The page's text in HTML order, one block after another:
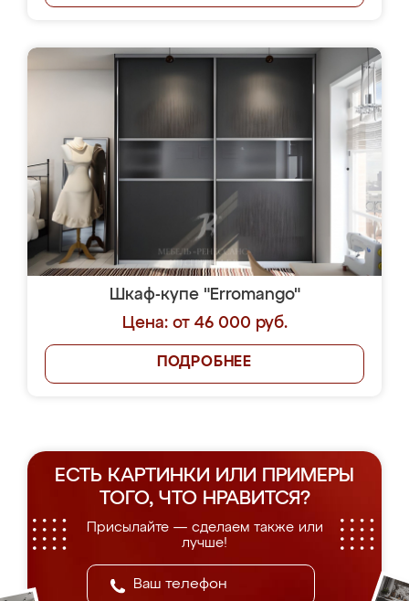
Шкаф-купе "Erromango"
Цена: от 46 000 руб.
ПОДРОБНЕЕ
ЕСТЬ КАРТИНКИ ИЛИ ПРИМЕРЫ
ТОГО, ЧТО НРАВИТСЯ?
Присылайте — сделаем также или
лучше!